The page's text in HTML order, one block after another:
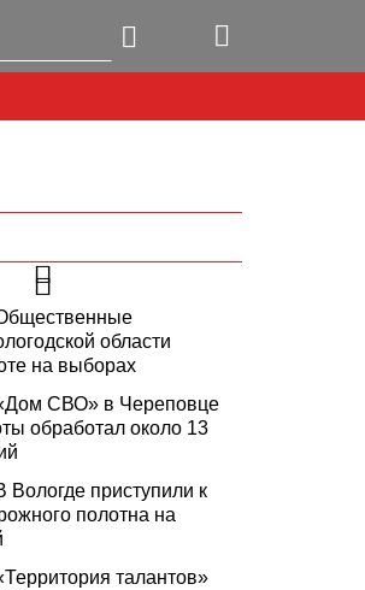
области
на выборах
СВО» в Череповце
обработал около 13
Вологде приступили к
полотна на
талантов»